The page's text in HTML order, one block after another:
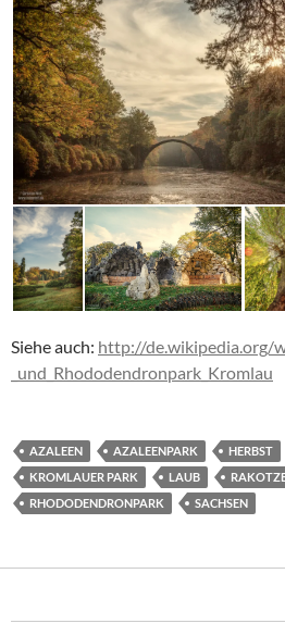
Siehe auch: http://de.wikipedia.org/
_und_Rhododendronpark_Kromlau
AZALEEN AZALEENPARK HERBST
KROMLAUER PARK
LAUB
RHODODENDRONPARK
SACHSEN